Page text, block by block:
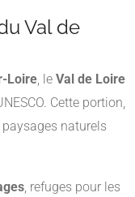
Val de
Loire, le Val de Loire
Cette portion,
paysages naturels
, refuges pour les